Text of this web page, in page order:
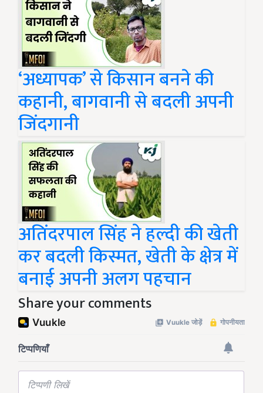
‘अध्यापक’ से किसान बनने की
कहानी, बागवानी से बदली अपनी
जिंदगानी
अतिंदरपाल सिंह ने हल्दी की खेती
कर बदली किस्मत, खेती के क्षेत्र में
बनाई अपनी अलग पहचान
Share your comments